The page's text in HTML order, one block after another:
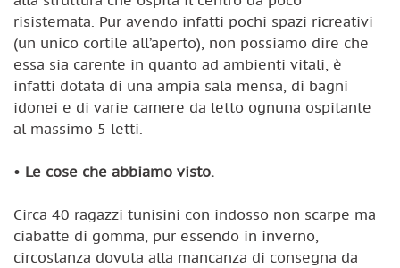
risistemata. Pur avendo infatti pochi spazi ricreativi
(un unico cortile all’aperto), non possiamo dire che
essa sia carente in quanto ad ambienti vitali, è
infatti dotata di una ampia sala mensa, di bagni
idonei e di varie camere da letto ognuna ospitante
al massimo 5 letti.
• Le cose che abbiamo visto.
Circa 40 ragazzi tunisini con indosso non scarpe ma
ciabatte di gomma, pur essendo in inverno,
circostanza dovuta alla mancanza di consegna da